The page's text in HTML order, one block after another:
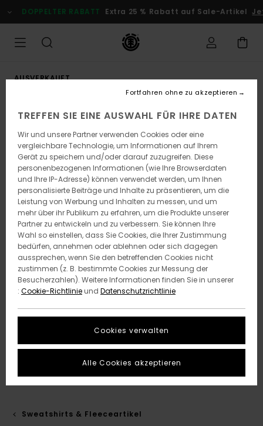
zur
Produktinformation
DOPPELTER RABATT Extra 25 % Rabatt auf Sale-Artikel
AUSVERKAUFT
Sweatshirts & Fleeceartikel
TREFFEN SIE EINE AUSWAHL FÜR IHRE DATEN
Wir und unsere Partner verwenden Cookies oder eine
vergleichbare Technologie, um Informationen auf Ihrem
Gerät zu speichern und/oder darauf zuzugreifen. Diese
personenbezogenen Informationen (wie Ihre Browserdaten
und Ihre IP-Adresse) können verwendet werden, um Ihnen
personalisierte Beiträge und Inhalte zu präsentieren, um die
Leistung von Werbung und Inhalten zu messen, und um
mehr über ihr Publikum zu erfahren, um die Produkte unserer
Partner zu entwickeln und zu verbessern. Sie können Ihre
Wahl so einstellen, dass Sie Cookies, die Ihrer Zustimmung
bedürfen, annehmen oder ablehnen oder sich dagegen
aussprechen, wenn Sie den betreffenden Cookies nicht
zustimmen (z. B. bestimmte Cookies zur Messung der
Besucherzahlen). Weitere Informationen finden Sie in unserer
: Cookie-Richtlinieund Datenschutzrichtlinie
Cookies verwalten
Fortfahren ohne zu akzeptieren
Alle Cookies akzeptieren